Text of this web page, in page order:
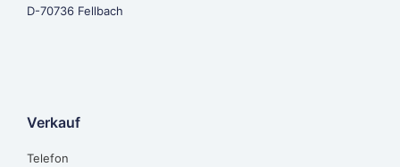
D-70736 Fellbach
Verkauf
Telefon